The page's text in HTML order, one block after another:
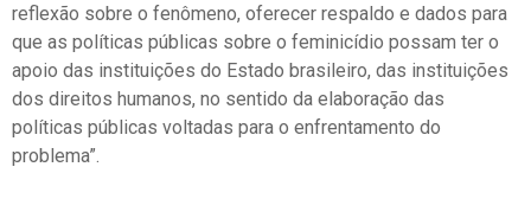
reflexão sobre o fenômeno, oferecer respaldo e dados para
que as políticas públicas sobre o feminicídio possam ter o
apoio das instituições do Estado brasileiro, das instituições
dos direitos humanos, no sentido da elaboração das
políticas públicas voltadas para o enfrentamento do
problema”.